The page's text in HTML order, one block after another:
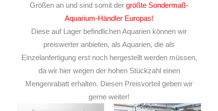
Größen an und sind somit der größte Sondermaß-
Aquarium-Händler Europas!
Diese auf Lager befindlichen Aquarien können wir
preiswerter anbieten, als Aquarien, die als
Einzelanfertigung erst noch hergestellt werden müssen,
da wir hier wegen der hohen Stückzahl einen
Mengenrabatt erhalten. Diesen Preisvorteil geben wir
gerne weiter!